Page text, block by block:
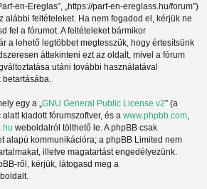
en-Ereglas”, „https://parf-en-ereglass.hu/forum”)
alábbi feltételeket. Ha nem fogadod el, kérjük ne
fel a fórumot. A feltételeket bármikor
a lehető legtöbbet megtesszük, hogy értesítsünk
áttekinteni ezt az oldalt, mivel a fórum
utáni további használatával
egy a „ GNU General Public License v2” (a
kiadott fórumszoftver, és a www.phpbb.com
weboldalról tölthető le. A phpBB csak
alapú kommunikációra; a phpBB Limited nem
illetve magatartást engedélyezünk.
ről, kérjük, látogasd meg a